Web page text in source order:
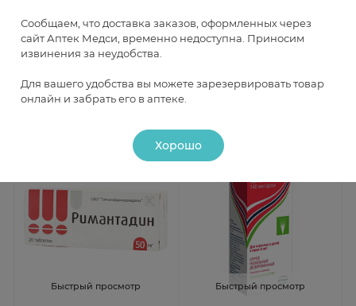
Цитовир-3 порошок для
раствора для приема внутрь
В наличии
от 696 ₽
АнвиМакс порошок
клюквенный 5г N6
Быстрый просмотр Быстрый просмотр
Сообщаем, что доставка заказов, оформленных через
сайт Аптек Медси, временно недоступна. Приносим
извинения за неудобства.
Для вашего удобства вы можете зарезервировать товар
онлайн и забрать его в аптеке.
Хорошо